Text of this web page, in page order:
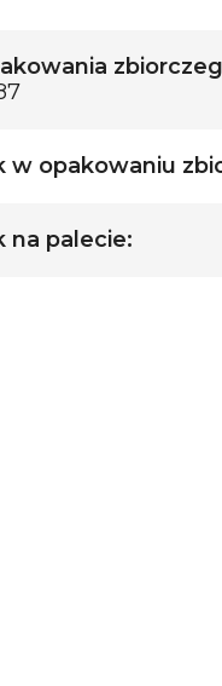
w opakowaniu
na palecie: